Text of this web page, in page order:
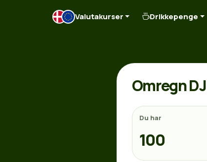
Valutakurser Drikkepenge
Omregn
Du har